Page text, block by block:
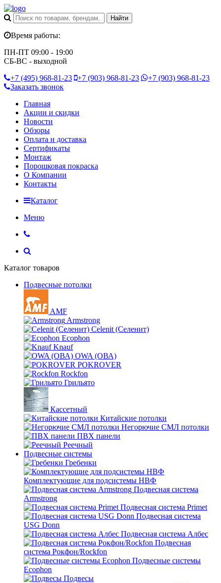
Время работы:
ПН-ПТ 09:00 - 19:00
СБ-ВС - выходной
+7 (495) 968-81-23 +7 (903) 968-81-23 +7 (903) 968-81-23
Заказать звонок
Главная
Акции и скидки
Новости
Обзоры
Оплата и доставка
Сертификаты
Монтаж
Порошковая покраска
О Компании
Контакты
Каталог
Меню
Каталог товаров
Подвесные потолки
AMF
Armstrong
Celenit (Селенит)
Ecophon
Knauf
OWA (ОВА)
POKROVER
Rockfon
Грильято
Кассетный
Китайские потолки
Негорючие СМЛ потолки
ПВХ панели
Реечный
Подвесные системы
Гребенки
Комплектующие для подсистемы НВФ
Подвесная система
Armstrong
Подвесная система Primet
Подвесная система
USG Donn
Подвесная система Албес
Подвесная
система Рокфон/Rockfon
Подвесные системы
Ecophon
Подвесы